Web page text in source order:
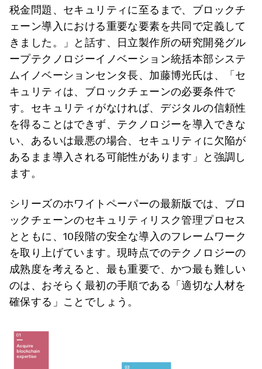
税金問題、セキュリティに至るまで、ブロックチ
ェーン導入における重要な要素を共同で定義して
きました。」と話す、日立製作所の研究開発グル
ープテクノロジーイノベーション統括本部システ
ムイノベーションセンタ長、加藤博光氏は、「セ
キュリティは、ブロックチェーンの必要条件で
す。セキュリティがなければ、デジタルの信頼性
を得ることはできず、テクノロジーを導入できな
い、あるいは最悪の場合、セキュリティに欠陥が
あるまま導入される可能性があります」と強調し
ます。
シリーズのホワイトペーパーの最新版では、ブロ
ックチェーンのセキュリティリスク管理プロセス
とともに、10段階の安全な導入のフレームワーク
を取り上げています。現時点でのテクノロジーの
成熟度を考えると、最も重要で、かつ最も難しい
のは、おそらく最初の手順である「適切な人材を
確保する」ことでしょう。